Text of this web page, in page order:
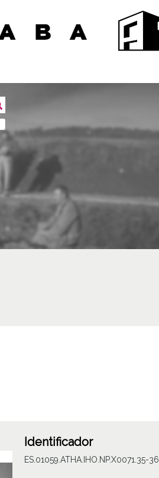
Identificador
ES.01059.ATHA.IHO.NP.X0071.35-36